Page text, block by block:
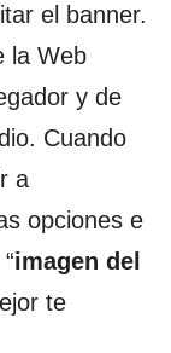
el banner.
la Web
y de
Cuando
a
opciones e
imagen del
te